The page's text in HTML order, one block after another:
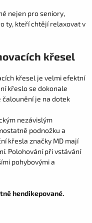
nejen pro seniory,
ty, kteří chtějí relaxovat v
křesel
křesel je velmi efektní
křeslo se dokonale
čalounění je na dotek
nezávislým
podnožku a
křesla značky MD mají
Polohování při vstávání
pohybovými a
hendikepované.